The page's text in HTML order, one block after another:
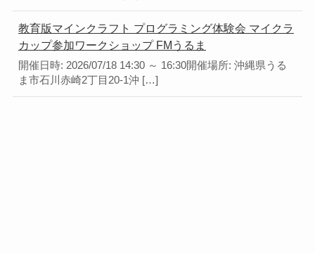
教育版マインクラフト プログラミング体験会 マイクラ
カップ参加ワークショップ FMうるま
開催日時: 2026/07/18 14:30 ～ 16:30開催場所: 沖縄県うる
ま市石川赤崎2丁目20-1沖 […]